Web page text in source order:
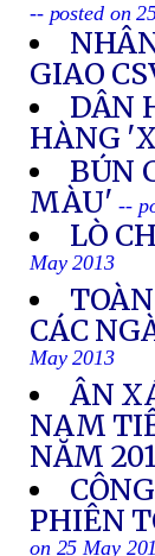
-- posted on
GIAO
DÂN
HÀNG
BÚN
MÀU'--
LÒ
May 2013
CÁC
May 2013
ÂN
NAM
NĂM
PHIÊN